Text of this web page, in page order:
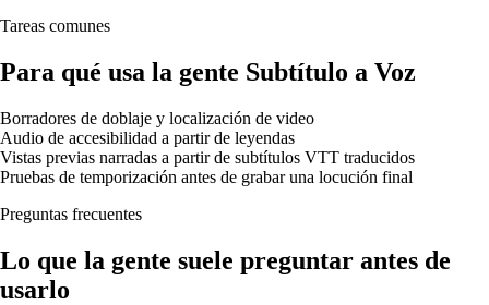
Tareas comunes
Para qué usa la gente Subtítulo a Voz
Borradores de doblaje y localización de video
Audio de accesibilidad a partir de leyendas
Vistas previas narradas a partir de subtítulos VTT traducidos
Pruebas de temporización antes de grabar una locución final
Preguntas frecuentes
Lo que la gente suele preguntar antes de
usarlo